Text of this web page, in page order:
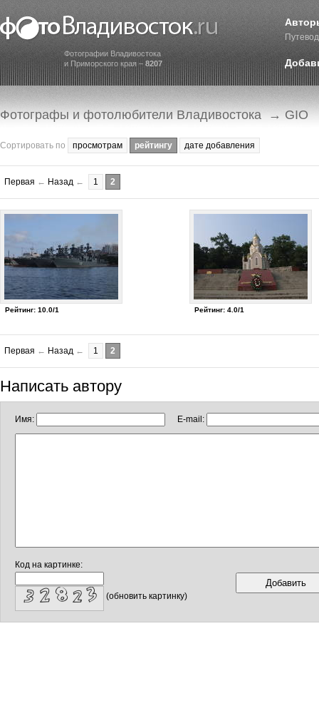
Фотографии Владивостока
и Приморского края – 8207
Фотографы и фотолюбители Владивостока → GIO
Сортировать по просмотрам рейтингу дате добавления
Первая ← Назад ← 1 2
Рейтинг: 10.0/1 Рейтинг: 4.0/1
Первая ← Назад ← 1 2
Написать автору
Имя: E-mail:
Код на картинке:
(обновить картинку)